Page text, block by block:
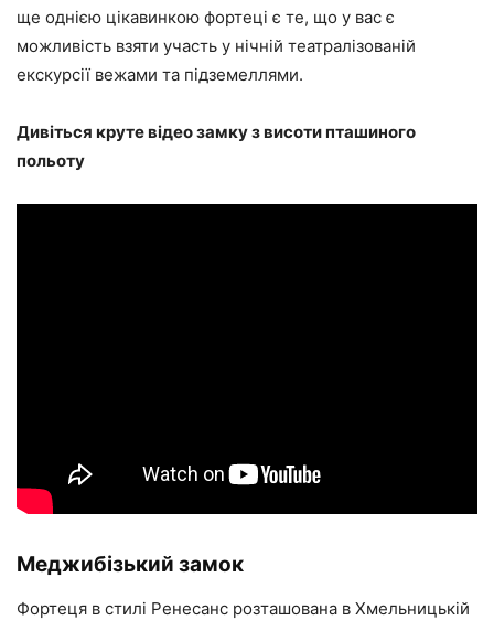
ще однією цікавинкою фортеці є те, що у вас є
можливість взяти участь у нічній театралізованій
екскурсії вежами та підземеллями.
Дивіться круте відео замку з висоти пташиного
польоту
Меджибізький замок
Фортеця в стилі Ренесанс розташована в Хмельницькій